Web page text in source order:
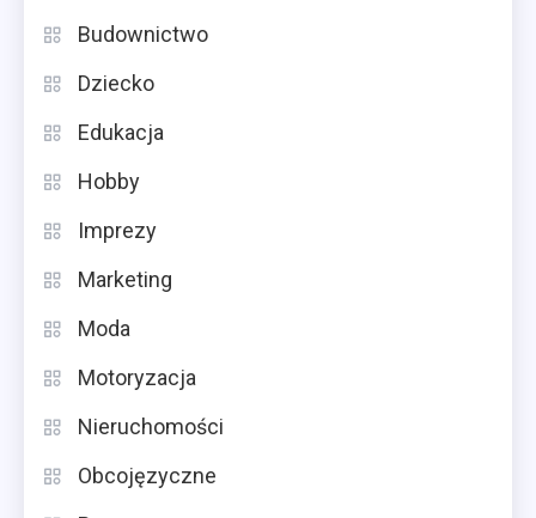
Budownictwo
Dziecko
Edukacja
Hobby
Imprezy
Marketing
Moda
Motoryzacja
Nieruchomości
Obcojęzyczne